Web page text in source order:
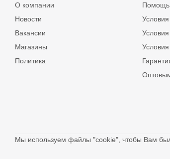
О компании
Новости
Вакансии
Магазины
Политика
Помощь
Условия
Мы используем файлы "cookie", чтобы Вам